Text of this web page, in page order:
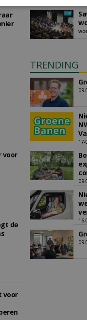
voor
de
voor
TRENDING
09-
17-
09-
16-
09-